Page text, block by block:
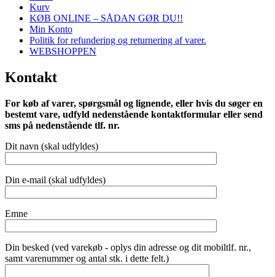
Kurv
KØB ONLINE – SÅDAN GØR DU!!
Min Konto
Politik for refundering og returnering af varer.
WEBSHOPPEN
Kontakt
For køb af varer, spørgsmål og lignende, eller hvis du søger en
bestemt vare, udfyld nedenstående kontaktformular eller send
sms på nedenstående tlf. nr.
Dit navn (skal udfyldes)
Din e-mail (skal udfyldes)
Emne
Din besked (ved varekøb - oplys din adresse og dit mobiltlf. nr.,
samt varenummer og antal stk. i dette felt.)